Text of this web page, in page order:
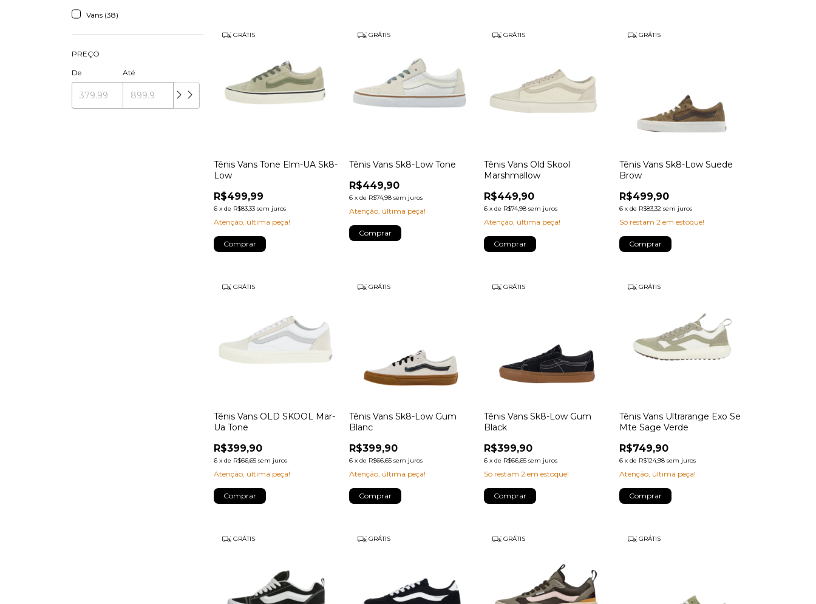
Vans (38)
PREÇO
De Até
GRÁTIS
Tênis Vans Tone Elm-UA Sk8-
Low
R$499,99
6 xde R$83,33 sem juros
Atenção, última peça!
Comprar
GRÁTIS
Tênis Vans Sk8-Low Tone
R$449,90
6 x de R$74,98 sem juros
Atenção, última peça!
Comprar
GRÁTIS
Tênis Vans Old Skool
Marshmallow
R$449,90
6 xde R$74,98 sem juros
Atenção, última peça!
Comprar
GRÁTIS
Tênis Vans Sk8-Low Suede
Brow
R$499,90
6 x de R$83,32 sem juros
Só restam 2em estoque!
Comprar
GRÁTIS
Tênis Vans OLD SKOOL Mar-
Ua Tone
R$399,90
6 xde R$66,65 sem juros
Atenção, última peça!
Comprar
GRÁTIS
Tênis Vans Sk8-Low Gum
Blanc
R$399,90
6 x de R$66,65 sem juros
Atenção, última peça!
Comprar
GRÁTIS
Tênis Vans Sk8-Low Gum
Black
R$399,90
6 xde R$66,65 sem juros
Só restam2 em estoque!
Comprar
GRÁTIS
Tênis Vans Ultrarange Exo Se
Mte Sage Verde
R$749,90
6 x de R$124,98 sem juros
Atenção, última peça!
Comprar
GRÁTIS GRÁTIS GRÁTIS GRÁTIS